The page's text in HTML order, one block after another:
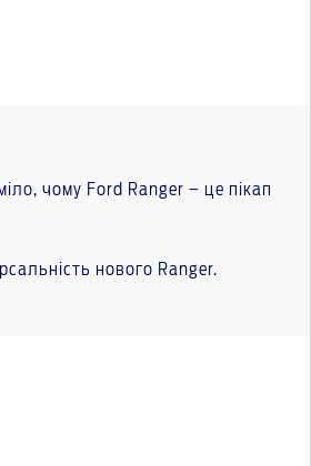
чому Ford Ranger – це пікап
нового Ranger.